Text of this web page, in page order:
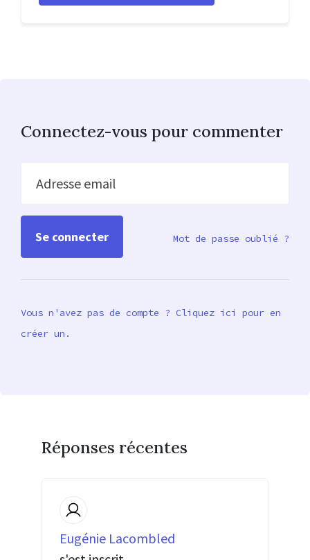
Connectez-vous pour commenter
Adresse email
Mot de passe oublié ?
Vous n'avez pas de compte ? Cliquez ici pour en
créer un.
Réponses récentes
Eugénie Lacombled